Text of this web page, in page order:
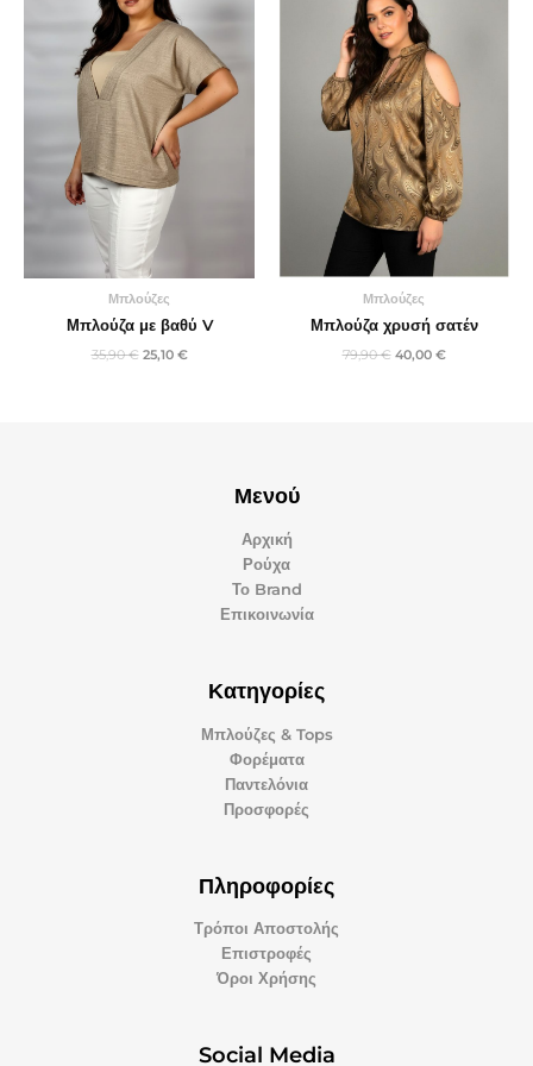
Μπλούζες
Μπλούζα με βαθύ V
35,90€ 25,10 €
25,10 €.
Μπλούζες
Μπλούζα χρυσή σατέν
79,90€ 40,00 €
Μενού
Αρχική
Ρούχα
Το Brand
Επικοινωνία
Κατηγορίες
Μπλούζες & Tops
Φορέματα
Παντελόνια
Προσφορές
Πληροφορίες
Τρόποι Αποστολής
Επιστροφές
Όροι Χρήσης
Social Media